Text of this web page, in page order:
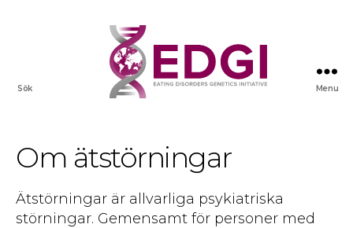
Sök Menu
Om ätstörningar
Ätstörningar är allvarliga psykiatriska
störningar. Gemensamt för personer med